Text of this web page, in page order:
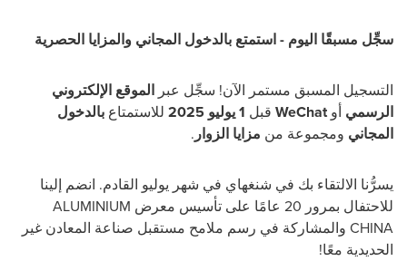
سجِّل مسبقًا اليوم - استمتع بالدخول المجاني والمزايا الحصرية
التسجيل المسبق مستمر الآن! سجِّل عبر الموقع الإلكتروني
الرسمي أوWeChat قبل 1 يوليو 2025 للاستمتاع بالدخول
المجاني ومجموعة من مزايا الزوار .
يسرُّنا الالتقاء بك في شنغهاي في شهر يوليو القادم. انضم إلينا
للاحتفال بمرور 20 عامًا على تأسيس معرض ALUMINIUM
CHINA والمشاركة في رسم ملامح مستقبل صناعة المعادن غير
الحديدية معًا!